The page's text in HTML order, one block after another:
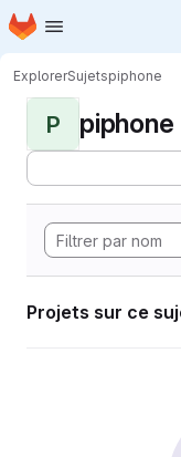
Passer au contenu principal
Page d'accueil
ExplorerSujetspiphone
P piphone
Projets sur ce